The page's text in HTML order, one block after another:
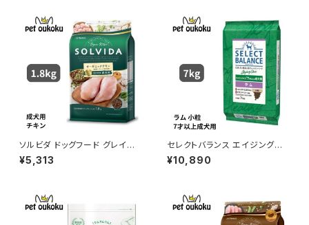
ソルビダ ドッグフード グレイン
フリー チキン 室内飼育成犬用
1.8kg 4562312014459
¥5,313
セレクトバランス エイジングケ
ア ラム 小粒 7才以上の成犬用
7kg
¥10,890